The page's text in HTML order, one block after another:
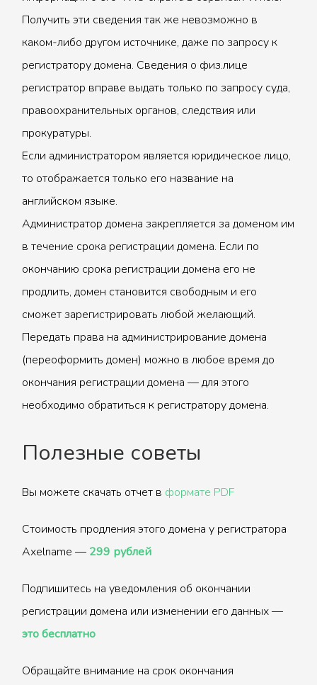
Получить эти сведения так же невозможно в
каком-либо другом источнике, даже по запросу к
регистратору домена. Сведения о физ.лице
регистратор вправе выдать только по запросу суда,
правоохранительных органов, следствия или
прокуратуры.
Если администратором является юридическое лицо,
то отображается только его название на
английском языке.
Администратор домена закрепляется за доменом им
в течение срока регистрации домена. Если по
окончанию срока регистрации домена его не
продлить, домен становится свободным и его
сможет зарегистрировать любой желающий.
Передать права на администрирование домена
(переоформить домен) можно в любое время до
окончания регистрации домена — для этого
необходимо обратиться к регистратору домена.
Полезные советы
Вы можете скачать отчет в формате PDF
Стоимость продления этого домена у регистратора
Axelname — 299 рублей
Подпишитесь на уведомления об окончании
регистрации домена или изменении его данных —
это бесплатно
Обращайте внимание на срок окончания